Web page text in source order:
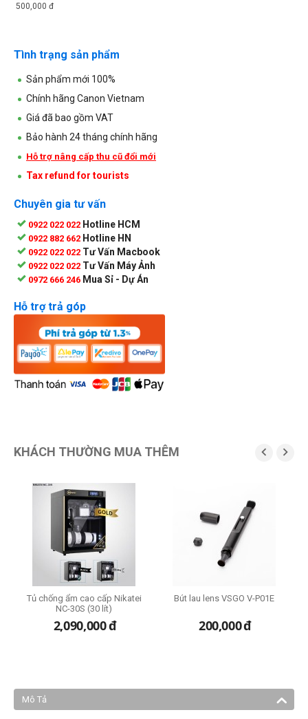
500,000 đ
Tình trạng sản phẩm
Sản phẩm mới 100%
Chính hãng Canon Vietnam
Giá đã bao gồm VAT
Bảo hành 24 tháng chính hãng
Hỗ trợ nâng cấp thu cũ đổi mới
Tax refund for tourists
Chuyên gia tư vấn
0922 022 022 Hotline HCM
0922 882 662 Hotline HN
0922 022 022 Tư Vấn Macbook
0922 022 022 Tư Vấn Máy Ảnh
0972 666 246 Mua Sỉ - Dự Án
Hỗ trợ trả góp
KHÁCH THƯỜNG MUA THÊM  
Tủ chống ẩm cao cấp Nikatei
NC-30S (30 lít)
2,090,000đ
Bút lau lens VSGO V-P01E
200,000đ
Mô Tả